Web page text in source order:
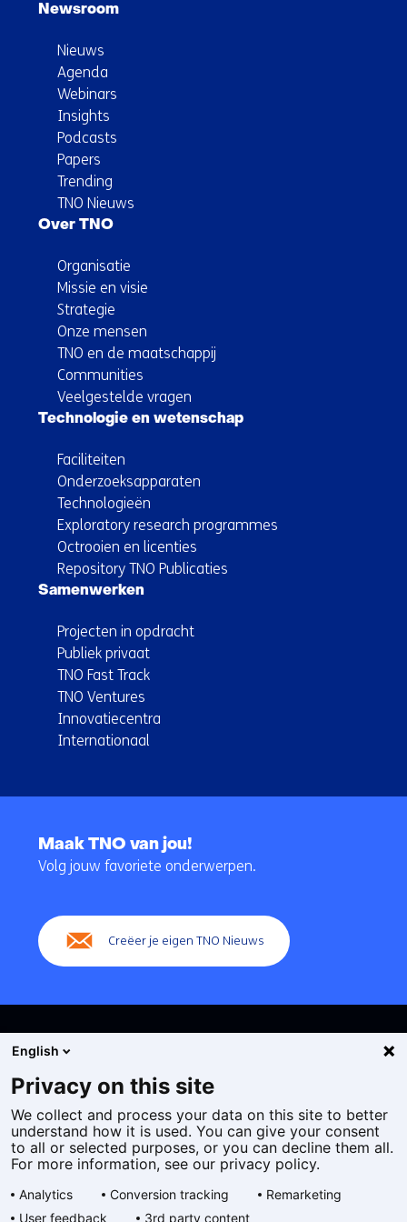
Newsroom
Nieuws
Agenda
Webinars
Insights
Podcasts
Papers
Trending
TNO Nieuws
Over TNO
Organisatie
Missie en visie
Strategie
Onze mensen
TNO en de maatschappij
Communities
Veelgestelde vragen
Technologie en wetenschap
Faciliteiten
Onderzoeksapparaten
Technologieën
Exploratory research programmes
Octrooien en licenties
Repository TNO Publicaties
Samenwerken
Projecten in opdracht
Publiek privaat
TNO Fast Track
TNO Ventures
Innovatiecentra
Internationaal
navigatie
Maak TNO van jou!
Volg jouw favoriete onderwerpen.
Creëer je eigen TNO Nieuws
Cookies
Privacy statement
Toegankelijkheid
Algemene voorwaarden
English
Privacy on this site
We collect and process your data on this site to better
understand how it is used. You can give your consent
to all or selected purposes, or you can decline them all.
For more information, see our privacy policy.
Analytics Conversion tracking
Remarketing
User feedback
3rd party content